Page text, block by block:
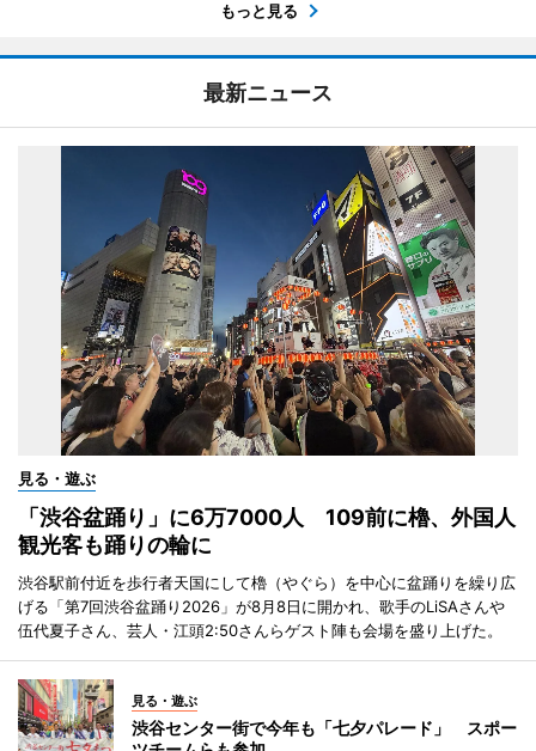
もっと見る
最新ニュース
見る・遊ぶ
「渋谷盆踊り」に6万7000人 109前に櫓、外国人
観光客も踊りの輪に
渋谷駅前付近を歩行者天国にして櫓（やぐら）を中心に盆踊りを繰り広
げる「第7回渋谷盆踊り2026」が8月8日に開かれ、歌手のLiSAさんや
伍代夏子さん、芸人・江頭2:50さんらゲスト陣も会場を盛り上げた。
見る・遊ぶ
渋谷センター街で今年も「七夕パレード」 スポー